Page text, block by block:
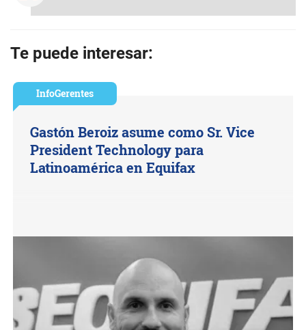
Te puede interesar:
InfoGerentes
Gastón Beroiz asume como Sr. Vice
President Technology para
Latinoamérica en Equifax